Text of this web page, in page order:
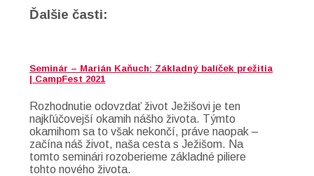
Ďalšie časti:
Seminár – Marián Kaňuch: Základný balíček prežitia
| CampFest 2021
Rozhodnutie odovzdať život Ježišovi je ten
najkľúčovejší okamih nášho života. Týmto
okamihom sa to však nekončí, práve naopak –
začína náš život, naša cesta s Ježišom. Na
tomto seminári rozoberieme základné piliere
tohto nového života.